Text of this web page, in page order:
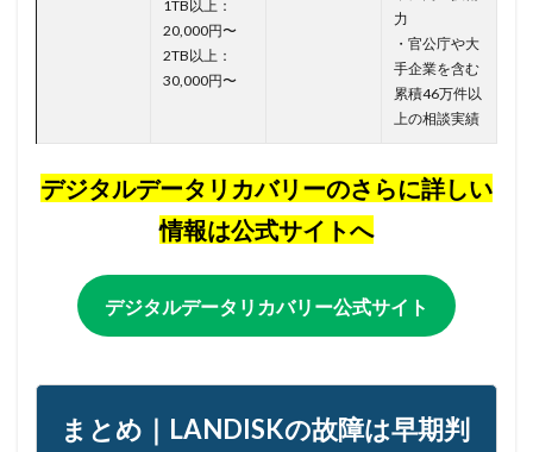
1TB以上：
20,000円〜
2TB以上：
30,000円〜
力
・官公庁や大
手企業を含む
累積46万件以
上の相談実績
デジタルデータリカバリーのさらに詳しい
情報は公式サイトへ
デジタルデータリカバリー公式サイト
まとめ｜LANDISKの故障は早期判